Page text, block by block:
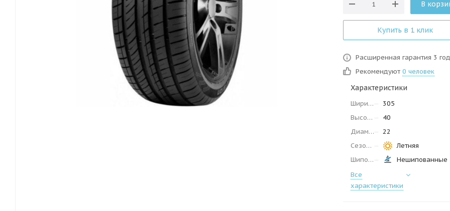
В
Купить в 1 клик
Расширенная гарантия 3
Рекомендуют 0 человек
Характеристики
Ширина
305
Высота
40
Диаметр
22
Сезон
Летняя
Шипованные
Нешипованные
Все
характеристики